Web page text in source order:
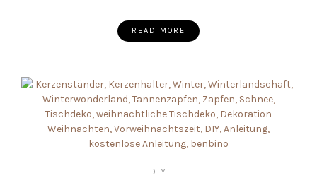
READ MORE
DIY